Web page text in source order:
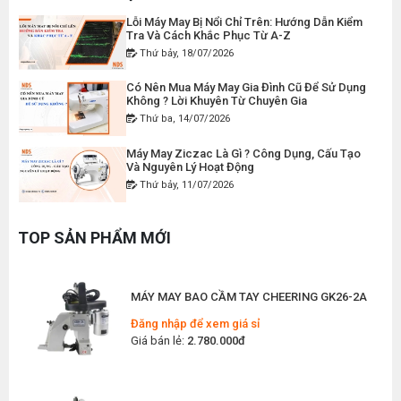
Lỗi Máy May Bị Nổi Chỉ Trên: Hướng Dẫn Kiểm
Tra Và Cách Khắc Phục Từ A-Z
Thứ bảy, 18/07/2026
Có Nên Mua Máy May Gia Đình Cũ Để Sử Dụng
Không ? Lời Khuyên Từ Chuyên Gia
Thứ ba, 14/07/2026
Máy May Ziczac Là Gì ? Công Dụng, Cấu Tạo
Và Nguyên Lý Hoạt Động
Thứ bảy, 11/07/2026
Đúng Kỹ Thuật
Hóa Giúp Xưởng May Tăng Năng Suất
Thứ bảy, 04/07/2026
TOP SẢN PHẨM MỚI
Đăng nhập để xem giá sỉ
Giá bán lẻ:
2.400.000đ
MÁY MAY BAO CẦM TAY GK9-500 KHÔNG BÌNH
DẦU
Giá bán lẻ:
MÁY MAY BAO CẦM TAY CHEERING GK26-2A
Đăng nhập để xem giá sỉ
Giá bán lẻ: 2.780.000đ